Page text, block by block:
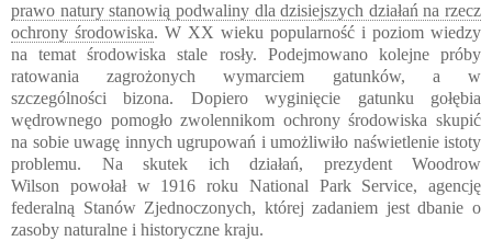
prawo natury stanowią podwaliny dla dzisiejszych działań na rzecz
ochrony środowiska. W XX wieku popularność i poziom wiedzy
na temat środowiska stale rosły. Podejmowano kolejne próby
ratowania zagrożonych wymarciem gatunków, a w
szczególnościbizona. Dopiero wyginięcie gatunku gołębia
wędrownego pomogło zwolennikom ochrony środowiska skupić
na sobie uwagę innych ugrupowań i umożliwiło naświetlenie istoty
problemu. Na skutek ich działań, prezydent Woodrow
Wilson powołał w 1916 roku National Park Service, agencję
federalną Stanów Zjednoczonych, której zadaniem jest dbanie o
zasoby naturalne i historyczne kraju.